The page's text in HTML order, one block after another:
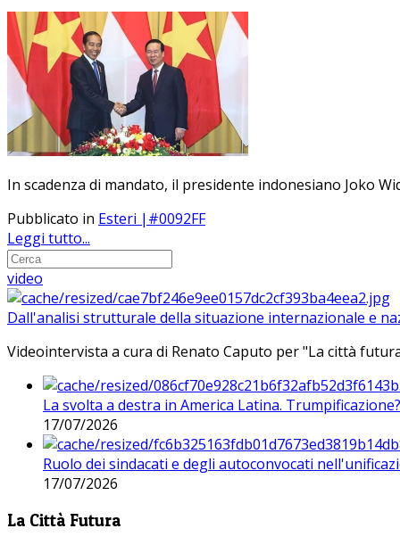
In scadenza di mandato, il presidente indonesiano Joko
Pubblicato in Esteri |#0092FF
Leggi tutto...
video
Dall'analisi strutturale della situazione internazionale e
Videointervista a cura di Renato Caputo per "La città
La svolta a destra in America Latina. Trumpificazione?
17/07/2026
Ruolo dei sindacati e degli autoconvocati
17/07/2026
La Città Futura